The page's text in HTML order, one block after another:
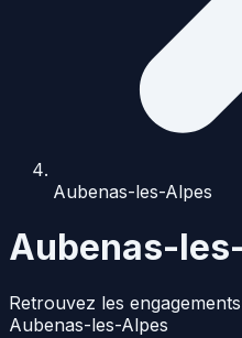
Aubenas-les-Alpes
Aubenas-
Retrouvez les
Aubenas-les-Alpes